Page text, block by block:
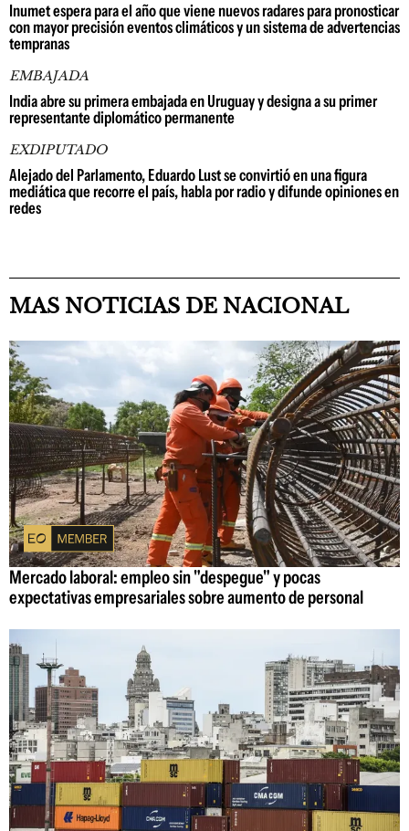
Inumet espera para el año que viene nuevos radares para pronosticar
con mayor precisión eventos climáticos y un sistema de advertencias
tempranas
EMBAJADA
India abre su primera embajada en Uruguay y designa a su primer
representante diplomático permanente
EXDIPUTADO
Alejado del Parlamento, Eduardo Lust se convirtió en una figura
mediática que recorre el país, habla por radio y difunde opiniones en
redes
MAS NOTICIAS DE NACIONAL
Mercado laboral: empleo sin "despegue" y pocas
expectativas empresariales sobre aumento de personal